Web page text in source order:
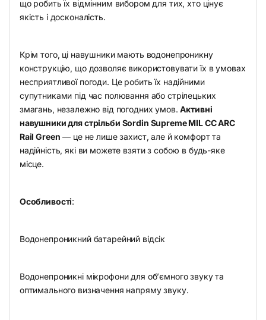
що робить їх відмінним вибором для тих, хто цінує
якість і досконалість.
Крім того, ці навушники мають водонепроникну
конструкцію, що дозволяє використовувати їх в умовах
несприятливої погоди. Це робить їх надійними
супутниками під час полювання або стрілецьких
змагань, незалежно від погодних умов.Активні
навушники для стрільби Sordin Supreme MIL CC ARC
Rail Green — це не лише захист, але й комфорт та
надійність, які ви можете взяти з собою в будь-яке
місце.
Особливості:
Водонепроникний батарейний відсік
Водонепроникні мікрофони для об’ємного звуку та
оптимального визначення напряму звуку.